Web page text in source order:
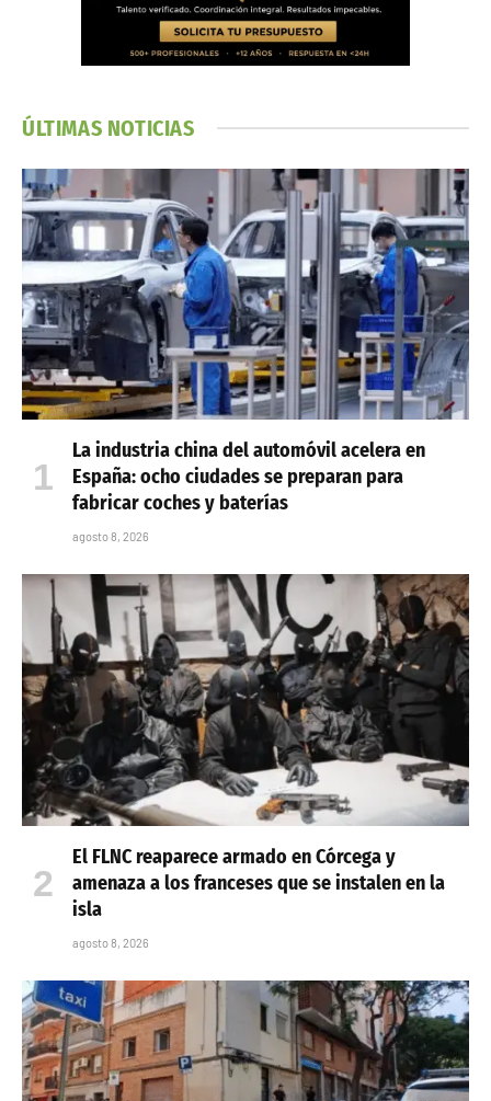
ÚLTIMAS NOTICIAS
La industria china del automóvil acelera en
España: ocho ciudades se preparan para
fabricar coches y baterías
agosto 8, 2026
El FLNC reaparece armado en Córcega y
amenaza a los franceses que se instalen en la
isla
agosto 8, 2026